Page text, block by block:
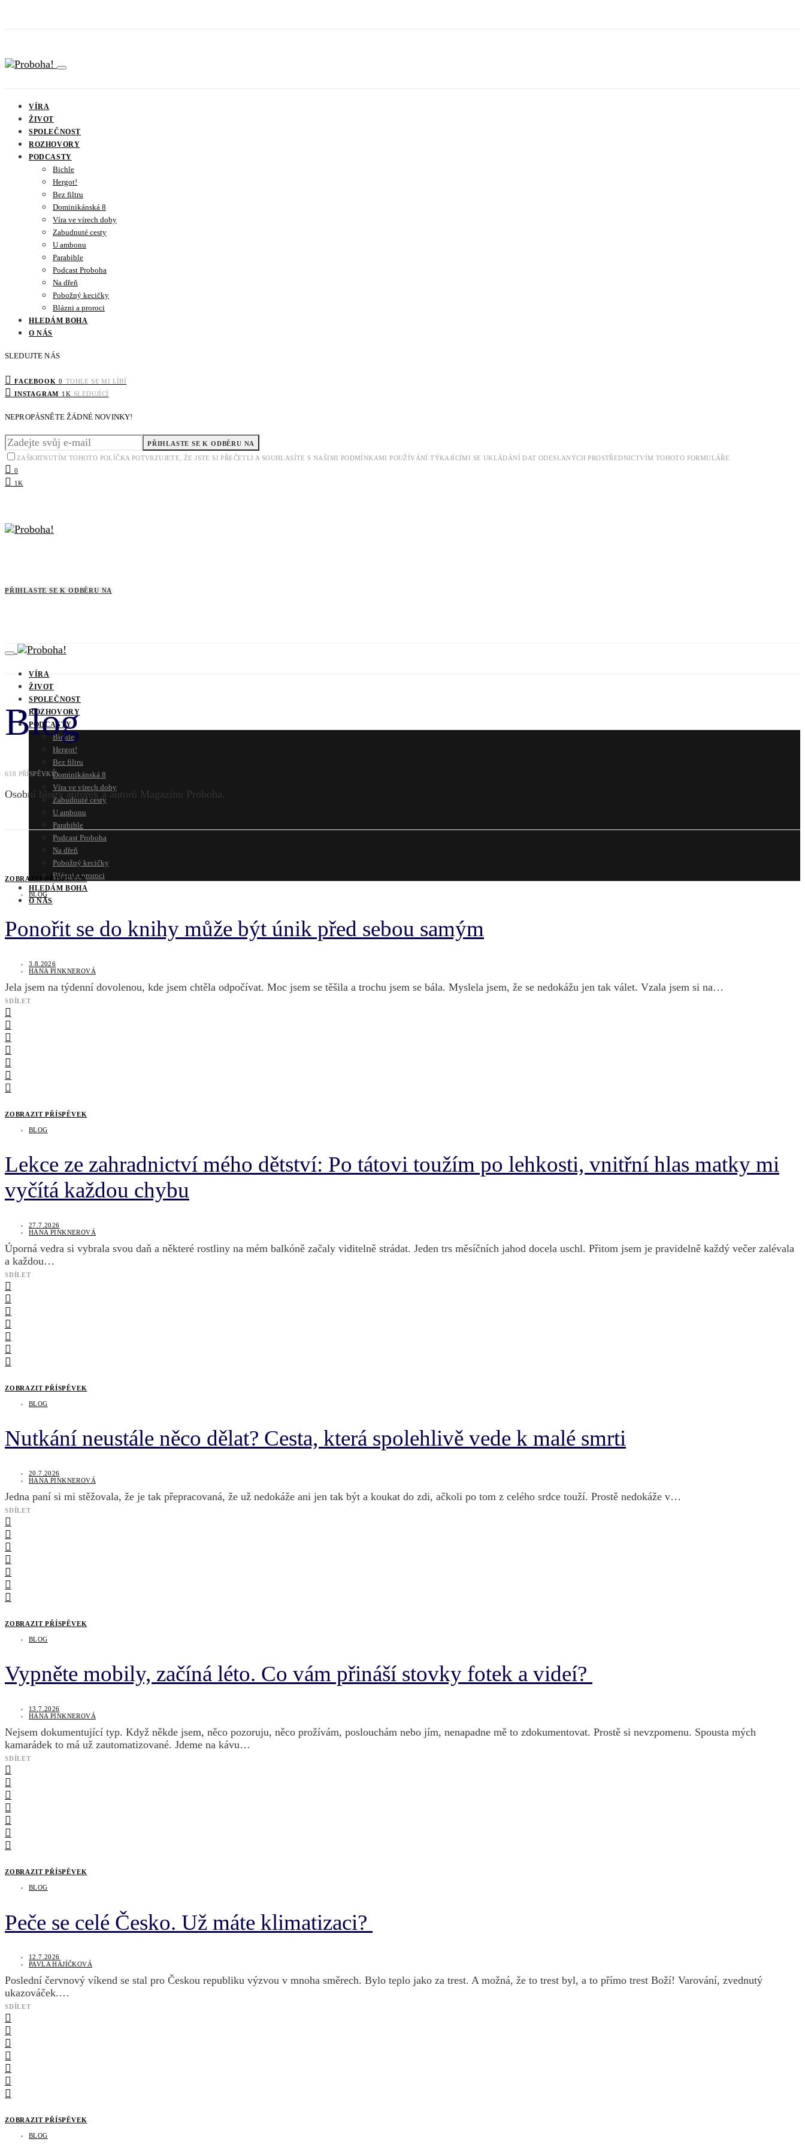
VÍRA
ŽIVOT
SPOLEČNOST
ROZHOVORY
PODCASTY
Bichle
Hergot!
Bez filtru
Dominikánská 8
Víra ve vírech doby
Zabudnuté cesty
U ambonu
Parabible
Podcast Proboha
Na dřeň
Pobožný kecičky
Blázni a proroci
HLEDÁM BOHA
O NÁS
SLEDUJTE NÁS
FACEBOOK 0 TOHLE SE MI LÍBÍ
INSTAGRAM 1K SLEDUJÍCÍ
NEPROPÁSNĚTE ŽÁDNÉ NOVINKY!
PŘIHLASTE SE K ODBĚRU NA
ZAŠKRTNUTÍM TOHOTO POLÍČKA POTVRZUJETE, ŽE JSTE SI PŘEČETLI A SOUHLASÍTE S NAŠIMI PODMÍNKAMI POUŽÍVÁNÍ TÝKAJÍCÍMI SE UKLÁDÁNÍ DAT ODESLANÝCH PROSTŘEDNICTVÍM TOHOTO FORMULÁŘE.
0
1K
PŘIHLASTE SE K ODBĚRU NA
VÍRA
ŽIVOT
SPOLEČNOST
ROZHOVORY
PODCASTY
Bichle
Hergot!
Bez filtru
Dominikánská 8
Víra ve vírech doby
Zabudnuté cesty
U ambonu
Parabible
Podcast Proboha
Na dřeň
Pobožný kecičky
Blázni a proroci
HLEDÁM BOHA
O NÁS
Blog
638 PŘÍSPĚVKŮ
Osobní blogy autorek a autorů Magazínu Proboha.
ZOBRAZIT PŘÍSPĚVEK
BLOG
Ponořit se do knihy může být únik před sebou samým
3.8.2026
HANA PINKNEROVÁ
Jela jsem na týdenní dovolenou, kde jsem chtěla odpočívat. Moc jsem se těšila a trochu jsem se bála. Myslela jsem, že se nedokážu jen tak válet. Vzala jsem si na…
SDÍLET
ZOBRAZIT PŘÍSPĚVEK
BLOG
Lekce ze zahradnictví mého dětství: Po tátovi toužím po lehkosti, vnitřní hlas matky mi
vyčítá každou chybu
27.7.2026
HANA PINKNEROVÁ
Úporná vedra si vybrala svou daň a některé rostliny na mém balkóně začaly viditelně strádat. Jeden trs měsíčních jahod docela uschl. Přitom jsem je pravidelně každý večer zalévala
a každou…
SDÍLET
ZOBRAZIT PŘÍSPĚVEK
BLOG
Nutkání neustále něco dělat? Cesta, která spolehlivě vede k malé smrti
20.7.2026
HANA PINKNEROVÁ
Jedna paní si mi stěžovala, že je tak přepracovaná, že už nedokáže ani jen tak být a koukat do zdi, ačkoli po tom z celého srdce touží. Prostě nedokáže v…
SDÍLET
ZOBRAZIT PŘÍSPĚVEK
BLOG
Vypněte mobily, začíná léto. Co vám přináší stovky fotek a videí?
13.7.2026
HANA PINKNEROVÁ
Nejsem dokumentující typ. Když někde jsem, něco pozoruju, něco prožívám, poslouchám nebo jím, nenapadne mě to zdokumentovat. Prostě si nevzpomenu. Spousta mých
kamarádek to má už zautomatizované. Jdeme na kávu…
SDÍLET
ZOBRAZIT PŘÍSPĚVEK
BLOG
Peče se celé Česko. Už máte klimatizaci?
12.7.2026
PAVLA HÁJÍČKOVÁ
Poslední červnový víkend se stal pro Českou republiku výzvou v mnoha směrech. Bylo teplo jako za trest. A možná, že to trest byl, a to přímo trest Boží! Varování, zvednutý
ukazováček.…
SDÍLET
ZOBRAZIT PŘÍSPĚVEK
BLOG